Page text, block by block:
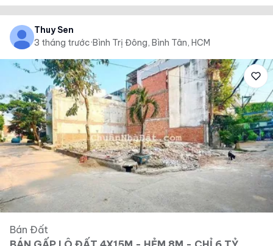
Thuy Sen
3 tháng trước·Bình Trị Đông, Bình Tân, HCM
Bán Đất